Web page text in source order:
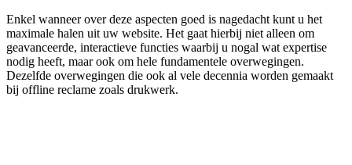
Enkel wanneer over deze aspecten goed is nagedacht kunt u het
maximale halen uit uw website. Het gaat hierbij niet alleen om
geavanceerde, interactieve functies waarbij u nogal wat expertise
nodig heeft, maar ook om hele fundamentele overwegingen.
Dezelfde overwegingen die ook al vele decennia worden gemaakt
bij offline reclame zoals drukwerk.